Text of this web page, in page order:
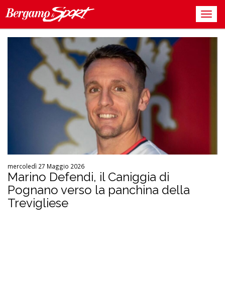
mercoledì 27 Maggio 2026
Marino Defendi, il Caniggia di
Pognano verso la panchina della
Trevigliese